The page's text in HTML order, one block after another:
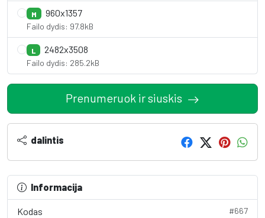
M 960x1357
Failo dydis: 97.8kB
L 2482x3508
Failo dydis: 285.2kB
Prenumeruok ir siuskis
dalintis
Informacija
Kodas #667